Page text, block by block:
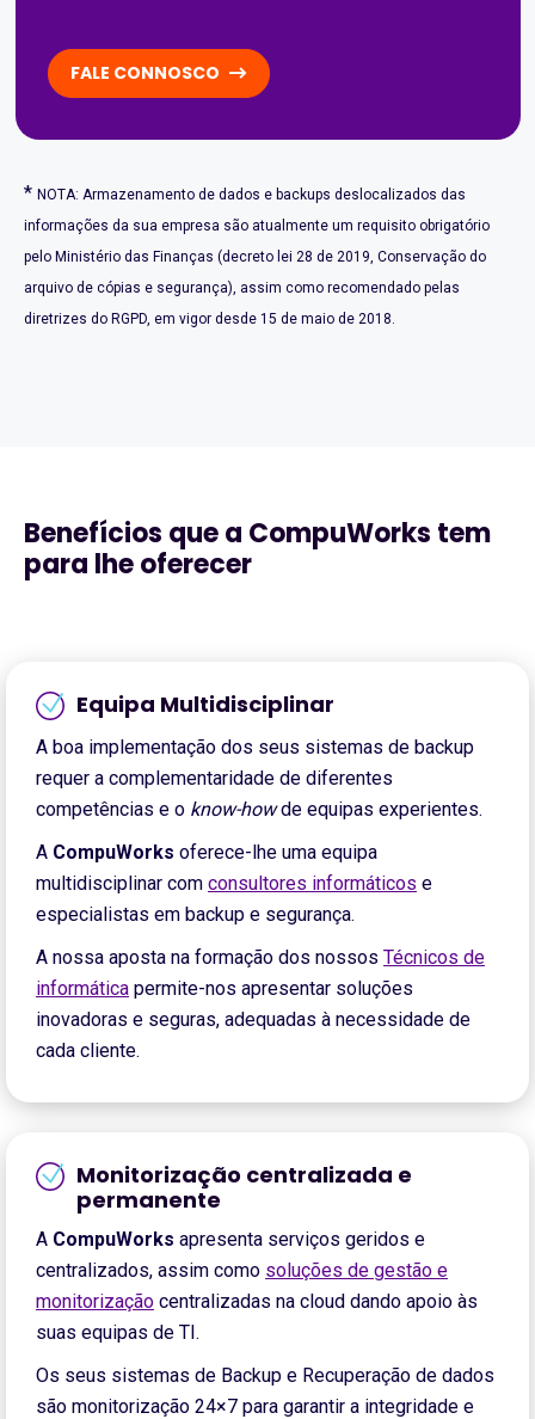
FALE CONNOSCO
* NOTA: Armazenamento de dados e backups deslocalizados das
informações da sua empresa são atualmente um requisito obrigatório
pelo Ministério das Finanças (decreto lei 28 de 2019, Conservação do
arquivo de cópias e segurança), assim como recomendado pelas
diretrizes do RGPD, em vigor desde 15 de maio de 2018.
Benefícios que a CompuWorks tem
para lhe oferecer
Equipa Multidisciplinar
A boa implementação dos seus sistemas de backup
requer a complementaridade de diferentes
competências e o know-howde equipas experientes.
A CompuWorks oferece-lhe uma equipa
multidisciplinar com consultores informáticos e
especialistas em backup e segurança.
A nossa aposta na formação dos nossos Técnicos de
informática permite-nos apresentar soluções
inovadoras e seguras, adequadas à necessidade de
cada cliente.
Monitorização centralizada e
permanente
A CompuWorks apresenta serviços geridos e
centralizados, assim como soluções de gestão e
monitorização centralizadas na cloud dando apoio às
suas equipas de TI.
Os seus sistemas de Backup e Recuperação de dados
são monitorização 24×7 para garantir a integridade e